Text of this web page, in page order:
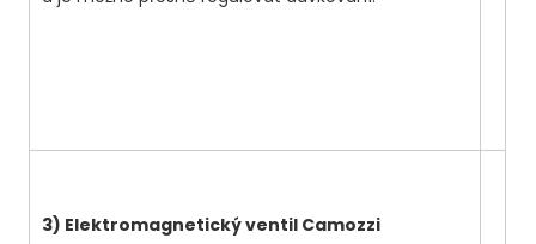
3) Elektromagnetický ventil Camozzi